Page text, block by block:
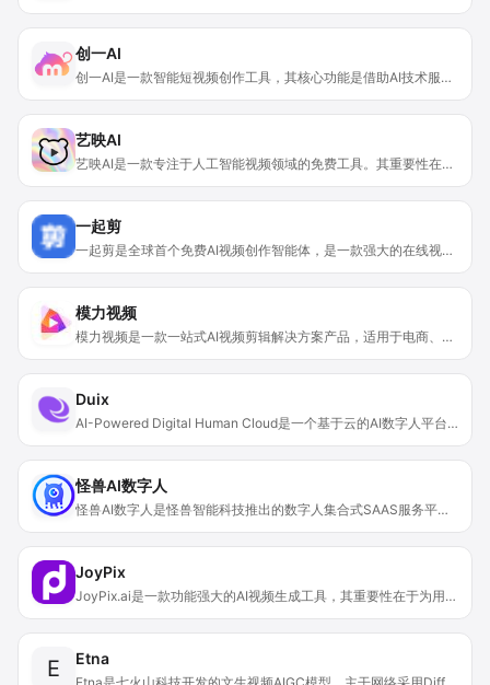
创一AI
创一AI是一款智能短视频创作工具，其核心功能是借助AI技术服务于短视频内容创作。重要性在于通过自动化流程和智能辅助，大幅提升创作者的创作效率和内容质量。主要优点有免费试用、支持多种创作类型、能分析爆款视频等。产品由上海哈恩德技术开发有限公司推出，价格需咨询合作获取，定位是帮助创作者高效完成短视频创作。
艺映AI
艺映AI是一款专注于人工智能视频领域的免费工具。其重要性在于为用户提供了便捷、高效的视频创作方式。主要优点包括能够快速将文本、图片、视频等素材转化为所需的视频形式，适用于多种场景。背景方面，该平台致力于释放用户每一帧的创造力和创新能力。价格上完全免费使用，定位为满足用户在不同场景下的视频创作需求。
一起剪
一起剪是全球首个免费AI视频创作智能体，是一款强大的在线视频剪辑工具。其重要性在于为自媒体和媒体生产者提供了便捷、高效的视频制作解决方案。主要优点包括具备海量素材库、精美视频模板，可实现视频云端自动合成、一键发布等功能，能够帮助用户零成本制作视频并多渠道快速传播。产品背景上，它提供了一系列先进的AI技术来支持视频创作。价格方面，是免费使用的。定位是面向广大需要进行视频创作的人群，无论是专业的媒体工作者还是普通的自媒体创作者，都能借助它轻松完成视频制作。
模力视频
模力视频是一款一站式AI视频剪辑解决方案产品，适用于电商、信息流、企业和教育等行业。其背景是为满足各行业日益增长的视频创作和营销需求，借助AI等前沿技术，降低视频创作门槛，提高创作效率。产品定位是提供全面、高效、智能的视频创作运营工具。重要性在于可以帮助企业和个人实现快速、高质量的视频创作，提升视频营销效果，推动业务增长。价格方面提供免费试用机会，后续可能需付费使用部分高级功能。主要优点包括支持多种视频创作场景、拥有海量模板、具备强大的AI智能辅助功能如脚本生成、素材匹配和剪辑、直播精剪等，还能实现跨平台分发和智能管理，具备高过审率和高曝光度等。
Duix
AI-Powered Digital Human Cloud是一个基于云的AI数字人平台。它定位为为企业和个人提供便捷的AI数字人交互解决方案，可广泛应用于多个行业。产品优势在于能够在云端托管大量AI替身，实现低延迟的实时交互，给用户带来有人情味的交流体验。其将面部渲染、计算机视觉、语音合成和情商等技术融合，形成开放统一的平台，可轻松集成各种大语言模型和语音识别、合成服务。价格方面提供免费试用，后续使用可能采用“即用即付”的模式，适合初创企业控制成本。
怪兽AI数字人
怪兽AI数字人是怪兽智能科技推出的数字人集合式SAAS服务平台。其创始团队经验丰富，致力于打造全球领先的AIGC数字人智能平台。产品支持共享、定制、克隆数字人形象和声音，提供短视频创作、直播场景搭建等服务。核心优势包括接入情感交互式AI大语言模型，实现多种实时互动模式等。平台具有行业超写实数字人直播运营系统，能为企业宣传推广、品牌塑造等提供有力支持。价格方面，有免费试用和不同档次的月度、年度付费套餐，如免费计划有14天试用，月度29元；基础计划月度56元，有7天免费试用等，可满足不同客户需求。
JoyPix
JoyPix.ai是一款功能强大的AI视频生成工具，其重要性在于为用户提供了便捷、高效且富有创意的视频制作方式。该产品运用前沿的AI技术和用户友好的设计，能让图像变成会说话的视频，还能克隆声音、将文本转化为语音等。其主要优点包括生成速度快、功能丰富、支持多语言、免费声音克隆等。产品背景方面，目前未明确其开发团队等详细信息。价格上，有免费试用服务，具体的订阅计划可访问其订阅页面查看。产品定位为面向内容创作者、游戏玩家和社交媒体用户等，帮助他们轻松有趣地进行视频创作。
E Etna